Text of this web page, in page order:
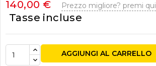
140,00 € Prezzo migliore? premi qui
Tasse incluse
AGGIUNGI AL CARRELLO